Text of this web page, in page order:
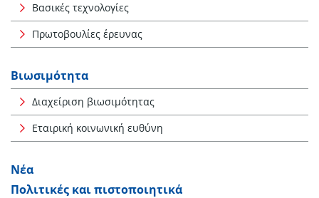
Βασικές τεχνολογίες
Πρωτοβουλίες έρευνας
Βιωσιμότητα
Διαχείριση βιωσιμότητας
Εταιρική κοινωνική ευθύνη
Νέα
Πολιτικές και πιστοποιητικά